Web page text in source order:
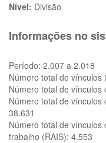
Nível: Divisão
Informações no
Período: 2.007 a 2.018
Número total de vínculos
Número total de vínculos
Número total de vínculos
38.631
Número total de vínculos
trabalho (RAIS): 4.553